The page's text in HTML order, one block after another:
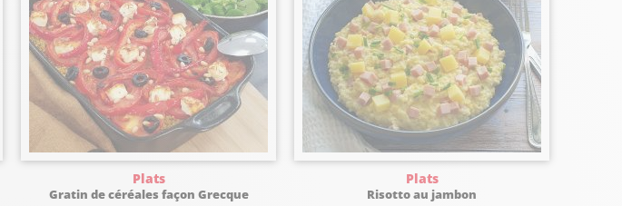
Plats
Gratin de céréales façon Grecque
Plats
Risotto au jambon